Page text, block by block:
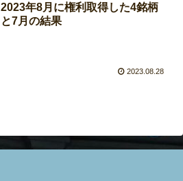
2023年8月に権利取得した4銘柄
と7月の結果
2023.08.28